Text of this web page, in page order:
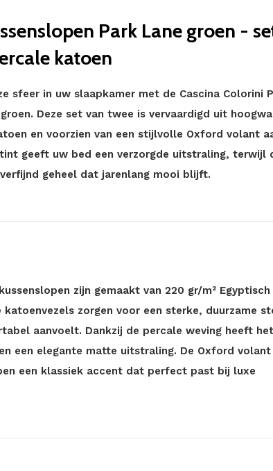
Park Lane groen -
katoen
sfeer in uw slaapkamer met de Cascina Colorini
Deze set van twee is vervaardigd uit
en voorzien van een stijlvolle Oxford volant
geeft uw bed een verzorgde uitstraling, terwijl
geheel dat jarenlang mooi blijft.
zijn gemaakt van 220 gr/m² Egyptisch
zorgen voor een sterke, duurzame
aanvoelt. Dankzij de percale weving heeft het
een elegante matte uitstraling. De Oxford volant
een klassiek accent dat perfect past bij luxe